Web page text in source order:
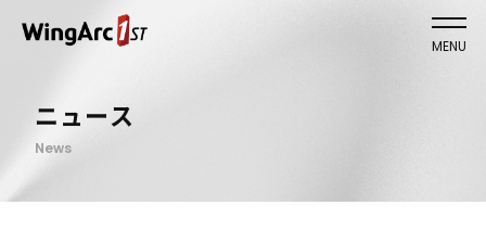
MENU
ニュース
News